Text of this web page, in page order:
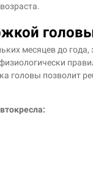
головы
месяцев до года,
головы позволит